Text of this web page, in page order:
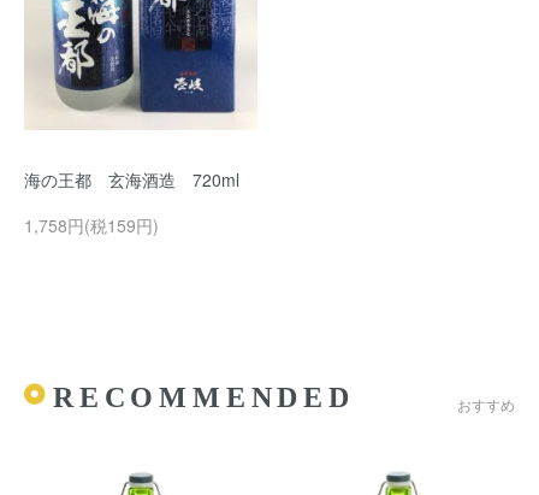
海の王都 玄海酒造 720ml
1,758円(税159円)
RECOMMENDED おすすめ